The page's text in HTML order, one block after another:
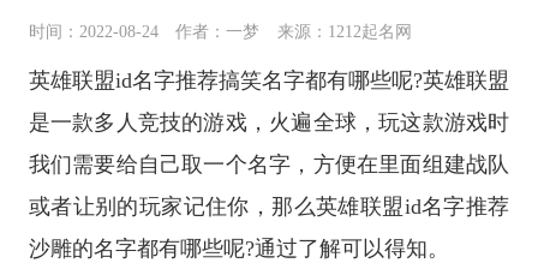
时间：2022-08-24 作者：一梦 来源：1212起名网
英雄联盟id名字推荐搞笑名字都有哪些呢?英雄联盟
是一款多人竞技的游戏，火遍全球，玩这款游戏时
我们需要给自己取一个名字，方便在里面组建战队
或者让别的玩家记住你，那么英雄联盟id名字推荐
沙雕的名字都有哪些呢?通过了解可以得知。